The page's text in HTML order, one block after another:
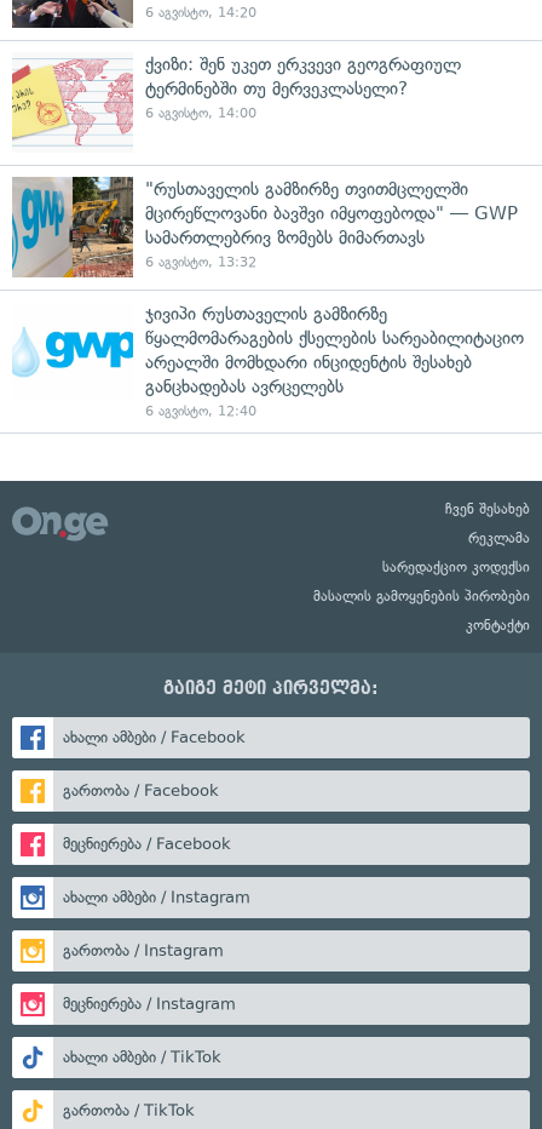
6 აგვისტო, 14:20
ქვიზი: შენ უკეთ ერკვევი გეოგრაფიულ
ტერმინებში თუ მერვეკლასელი?
6 აგვისტო, 14:00
"რუსთაველის გამზირზე თვითმცლელში
მცირეწლოვანი ბავშვი იმყოფებოდა" — GWP
სამართლებრივ ზომებს მიმართავს
6 აგვისტო, 13:32
ჯივიპი რუსთაველის გამზირზე
წყალმომარაგების ქსელების სარეაბილიტაციო
არეალში მომხდარი ინციდენტის შესახებ
განცხადებას ავრცელებს
6 აგვისტო, 12:40
ჩვენ შესახებ
რეკლამა
სარედაქციო კოდექსი
მასალის გამოყენების პირობები
კონტაქტი
გაიგე მეტი პირველმა:
ახალი ამბები / Facebook
გართობა / Facebook
მეცნიერება / Facebook
ახალი ამბები / Instagram
გართობა / Instagram
მეცნიერება / Instagram
ახალი ამბები / TikTok
გართობა / TikTok